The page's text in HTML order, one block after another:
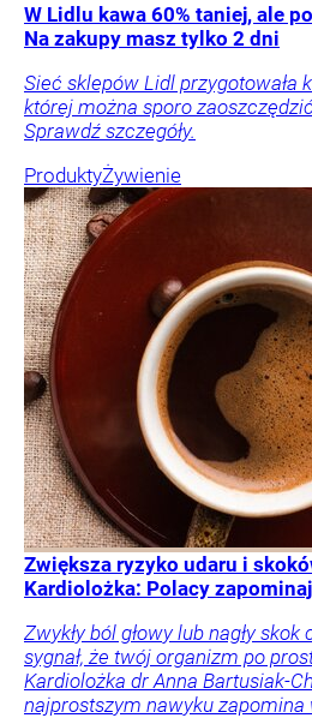
W Lidlu kawa 60% taniej, ale
Na zakupy masz tylko 2 dni
Sieć sklepów Lidl przygotowała
której można sporo
Sprawdź szczegóły.
ProduktyŻywienie
Zwiększa ryzyko udaru i
Kardiolożka: Polacy
Zwykły ból głowy lub nagły
sygnał, że twój organizm po
Kardiolożka dr Anna Bartusiak-
najprostszym nawyku zapomina